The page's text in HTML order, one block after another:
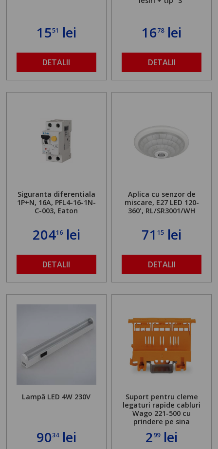
1551 lei
DETALII
1678lei
DETALII
Siguranta diferentiala
1P+N, 16A, PFL4-16-1N-
C-003, Eaton
20416lei
DETALII
Aplica cu senzor de
miscare, E27 LED 120-
360', RL/SR3001/WH
7115 lei
DETALII
Lampă LED 4W 230V
9034lei
Suport pentru cleme
legaturi rapide cabluri
Wago 221-500 cu
prindere pe sina
299lei